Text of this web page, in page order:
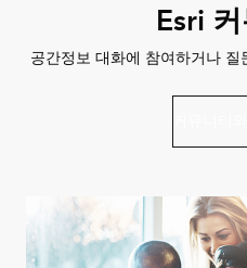
Esri
공간정보 대화에 참여하거나